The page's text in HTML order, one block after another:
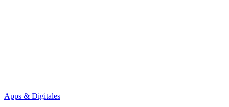
Apps & Digitales